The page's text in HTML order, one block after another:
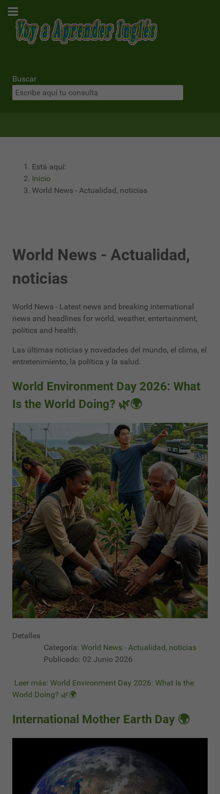
Buscar
Está aquí:
Inicio
World News - Actualidad, noticias
World News - Actualidad,
noticias
World News - Latest news and breaking international
news and headlines for world, weather, entertainment,
politics and health.
Las últimas noticias y novedades del mundo, el clima, el
entretenimiento, la política y la salud.
World Environment Day 2026: What
Is the World Doing? 🌿🌍
Detalles
Categoría: World News - Actualidad, noticias
Publicado: 02 Junio 2026
Leer más: World Environment Day 2026: What Is the
World Doing? 🌿🌍
International Mother Earth Day 🌍